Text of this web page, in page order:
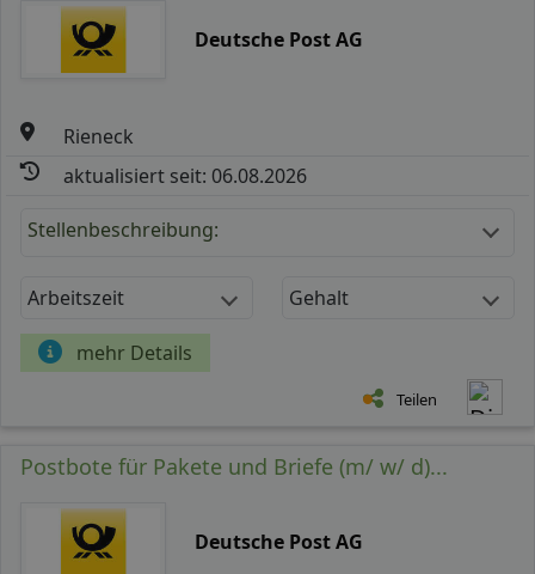
Deutsche Post AG
Rieneck
aktualisiert seit: 06.08.2026
Stellenbeschreibung:
Arbeitszeit Gehalt
mehr Details
Teilen
Postbote für Pakete und Briefe (m/ w/ d)...
Deutsche Post AG